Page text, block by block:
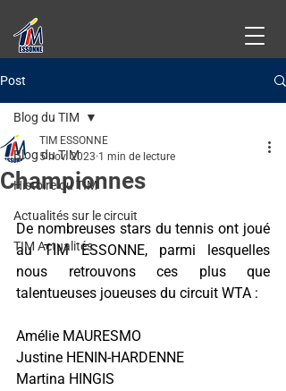
Post
Blog du TIM
Histoire du TIM
Actualités sur le circuit
TIM Actualités
Blog du TIM
Championnes
TIM ESSONNE
5 nov. 2023 1 min de lecture
De nombreuses stars du tennis ont joué
au TIM ESSONNE, parmi lesquelles
nous retrouvons ces plus que
talentueuses joueuses du circuit WTA :
Amélie MAURESMO
Justine HENIN-HARDENNE
Martina HINGIS